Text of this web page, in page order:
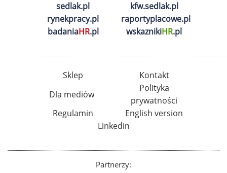
sedlak.pl
kfw.sedlak.pl
rynekpracy.pl
raportyplacowe.pl
badaniaHR.pl wskaznikiHR.pl
Sklep
Kontakt
Dla mediów
Polityka
prywatności
Regulamin
English version
Linkedin
Partnerzy: